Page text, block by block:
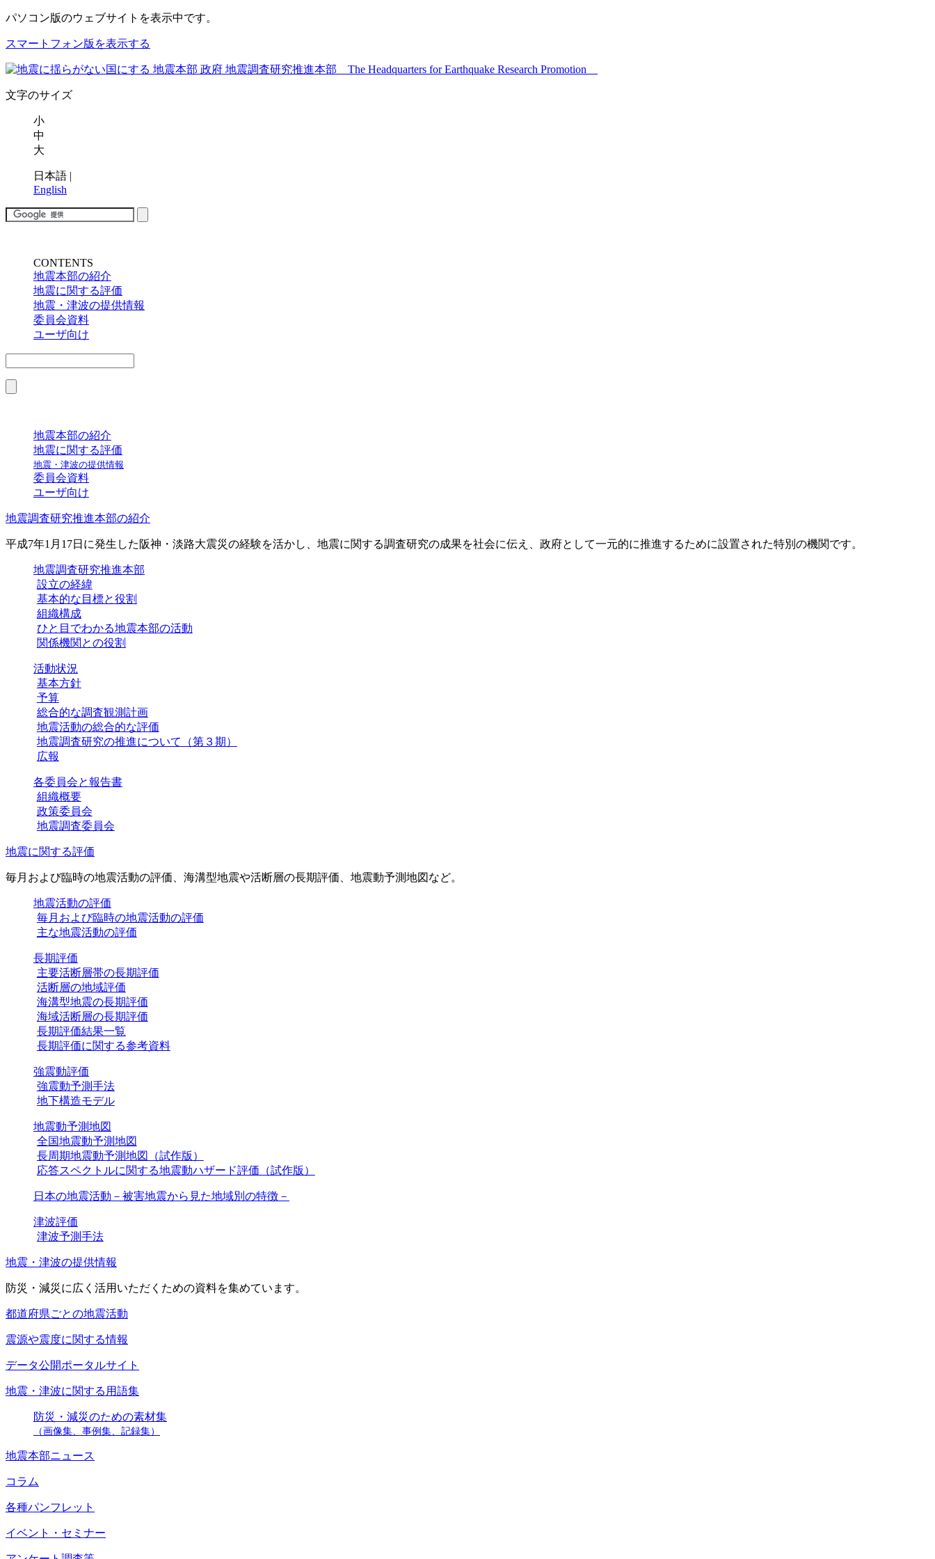
パソコン版のウェブサイトを表示中です。
スマートフォン版を表示する
文字のサイズ
小
中
大
日本語 |
English
CONTENTS
地震本部の紹介
地震に関する評価
地震・津波の提供情報
委員会資料
ユーザ向け
地震本部の紹介
地震に関する評価
地震・津波の提供情報
委員会資料
ユーザ向け
地震調査研究推進本部の紹介
平成7年1月17日に発生した阪神・淡路大震災の経験を活かし、地震に関する調査研究の成果を社会に伝え、政府として一元的に推進するために設置された特別の機関です。
地震調査研究推進本部
設立の経緯
基本的な目標と役割
組織構成
ひと目でわかる地震本部の活動
関係機関との役割
活動状況
基本方針
予算
総合的な調査観測計画
地震活動の総合的な評価
地震調査研究の推進について（第３期）
広報
各委員会と報告書
組織概要
政策委員会
地震調査委員会
地震に関する評価
毎月および臨時の地震活動の評価、海溝型地震や活断層の長期評価、地震動予測地図など。
地震活動の評価
毎月および臨時の地震活動の評価
主な地震活動の評価
長期評価
主要活断層帯の長期評価
活断層の地域評価
海溝型地震の長期評価
海域活断層の長期評価
長期評価結果一覧
長期評価に関する参考資料
強震動評価
強震動予測手法
地下構造モデル
地震動予測地図
全国地震動予測地図
長周期地震動予測地図（試作版）
応答スペクトルに関する地震動ハザード評価（試作版）
日本の地震活動－被害地震から見た地域別の特徴－
津波評価
津波予測手法
地震・津波の提供情報
防災・減災に広く活用いただくための資料を集めています。
都道府県ごとの地震活動
震源や震度に関する情報
データ公開ポータルサイト
地震・津波に関する用語集
防災・減災のための素材集
（画像集、事例集、記録集）
地震本部ニュース
コラム
各種パンフレット
イベント・セミナー